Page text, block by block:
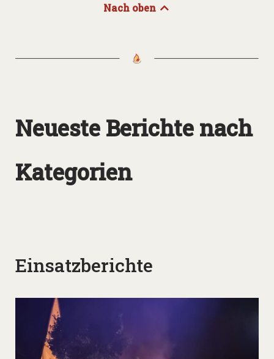
Nach oben
Neueste Berichte nach
Kategorien
Einsatzberichte